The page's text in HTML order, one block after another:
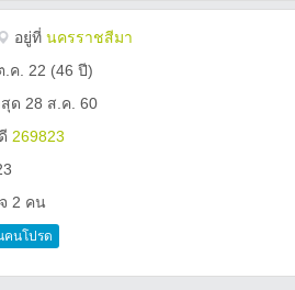
อยู่ที่ นครราชสีมา
.ค. 22 (46 ปี)
ด 28 ส.ค. 60
269823
2 คน
คนโปรด